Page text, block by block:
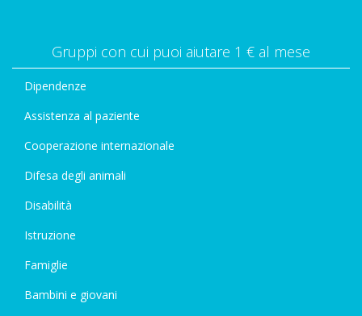
Gruppi con cui puoi aiutare 1 € al mese
Dipendenze
Assistenza al paziente
Cooperazione internazionale
Difesa degli animali
Disabilità
Istruzione
Famiglie
Bambini e giovani